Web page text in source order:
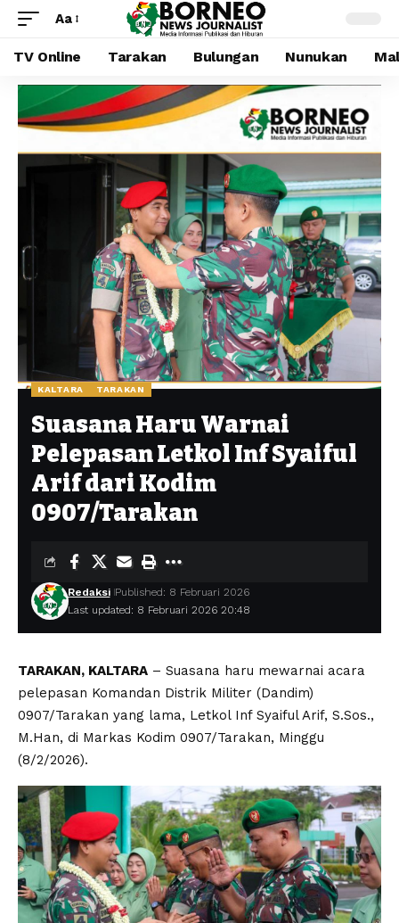
Aa
TV Online Tarakan Bulungan Nunukan
KALTARA TARAKAN
Suasana Haru Warnai
Pelepasan Letkol Inf Syaiful
Arif dari Kodim
0907/Tarakan
Last updated: 8 Februari 2026 20:48
Redaksi Published: 8 Februari 2026
TARAKAN, KALTARA – Suasana haru mewarnai acara
pelepasan Komandan Distrik Militer (Dandim)
0907/Tarakan yang lama, Letkol Inf Syaiful Arif, S.Sos.,
M.Han, di Markas Kodim 0907/Tarakan, Minggu
(8/2/2026).